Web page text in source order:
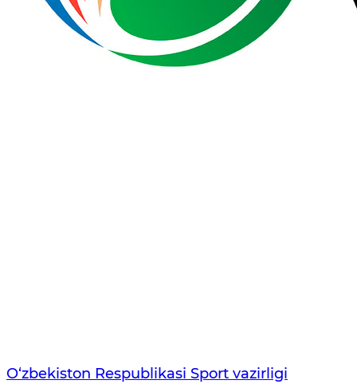
O‘zbekiston Respublikasi Sport vazirligi